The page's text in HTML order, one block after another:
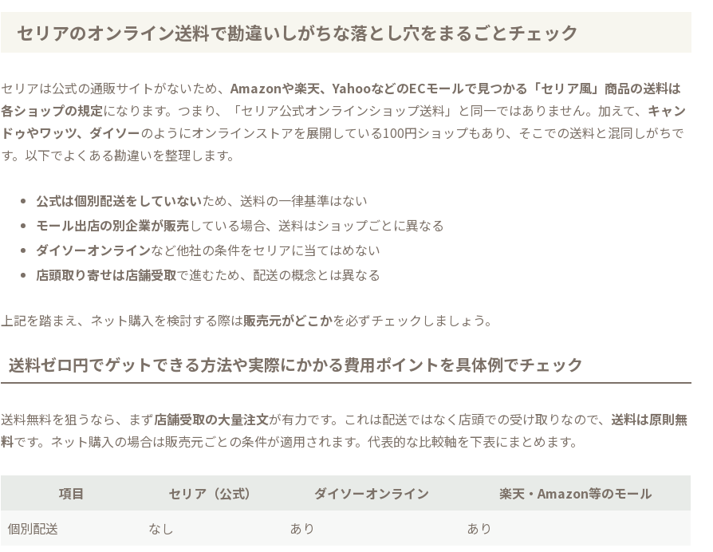
セリアのオンライン送料で勘違いしがちな落とし穴をまるごとチェック
セリアは公式の通販サイトがないため、Amazonや楽天、YahooなどのECモールで見つかる「セリア風」商品の送料は
各ショップの規定になります。つまり、「セリア公式オンラインショップ送料」と同一ではありません。加えて、 キャン
ドゥやワッツ、ダイソーのようにオンラインストアを展開している100円ショップもあり、そこでの送料と混同しがちで
す。以下でよくある勘違いを整理します。
公式は個別配送をしていないため、送料の一律基準はない
モール出店の別企業が販売している場合、送料はショップごとに異なる
ダイソーオンラインなど他社の条件をセリアに当てはめない
店頭取り寄せは店舗受取で進むため、配送の概念とは異なる
上記を踏まえ、ネット購入を検討する際は販売元がどこかを必ずチェックしましょう。
送料ゼロ円でゲットできる方法や実際にかかる費用ポイントを具体例でチェック
送料無料を狙うなら、まず店舗受取の大量注文が有力です。これは配送ではなく店頭での受け取りなので、 送料は原則無
料です。ネット購入の場合は販売元ごとの条件が適用されます。代表的な比較軸を下表にまとめます。
項目 セリア（公式） ダイソーオンライン
楽天・Amazon等のモール
個別配送
なし あり
あり